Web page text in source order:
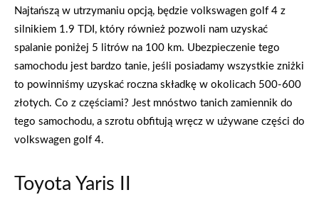
Najtańszą w utrzymaniu opcją, będzie volkswagen golf 4 z
silnikiem 1.9 TDI, który również pozwoli nam uzyskać
spalanie poniżej 5 litrów na 100 km. Ubezpieczenie tego
samochodu jest bardzo tanie, jeśli posiadamy wszystkie zniżki
to powinniśmy uzyskać roczna składkę w okolicach 500-600
złotych. Co z częściami? Jest mnóstwo tanich zamiennik do
tego samochodu, a szrotu obfitują wręcz w używane części do
volkswagen golf 4.
Toyota Yaris II